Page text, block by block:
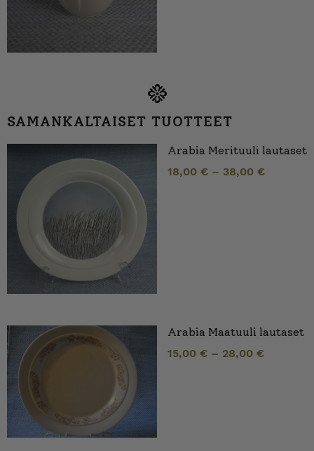
SAMANKALTAISET TUOTTEET
Arabia Merituuli lautaset
18,00 € – 38,00 €
Arabia Maatuuli lautaset
15,00 € – 28,00 €